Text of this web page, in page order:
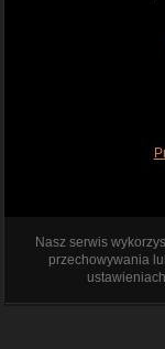
Nasz serwis
przechowywania